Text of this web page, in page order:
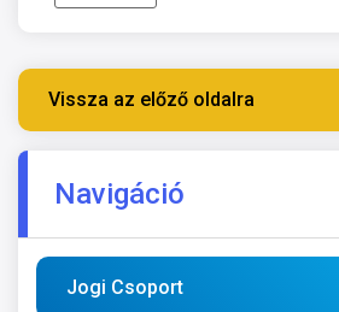
Vissza az előző oldalra
Navigáció
Jogi Csoport